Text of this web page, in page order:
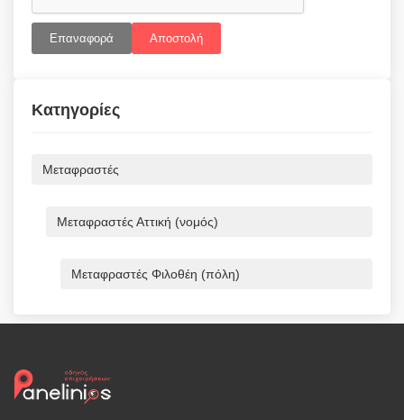
Επαναφορά Αποστολή
Κατηγορίες
Μεταφραστές
Μεταφραστές Αττική (νομός)
Μεταφραστές Φιλοθέη (πόλη)